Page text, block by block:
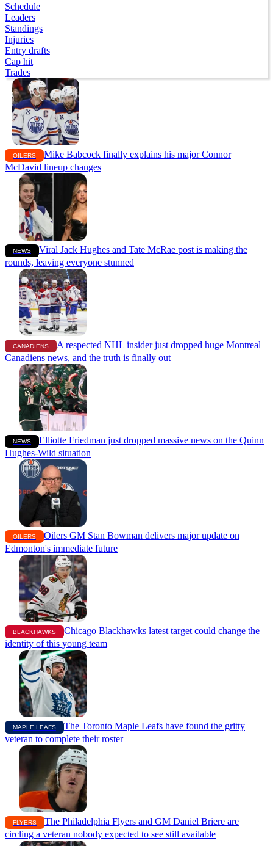
Schedule
Leaders
Standings
Injuries
Entry drafts
Cap hit
Trades
OILERS
Mike Babcock finally explains his major Connor
McDavid lineup changes
NEWS
Viral Jack Hughes and Tate McRae post is making the
rounds, leaving everyone stunned
CANADIENS
A respected NHL insider just dropped huge Montreal
Canadiens news, and the truth is finally out
NEWS
Elliotte Friedman just dropped massive news on the Quinn
Hughes-Wild situation
OILERS
Oilers GM Stan Bowman delivers major update on
Edmonton's immediate future
BLACKHAWKS
Chicago Blackhawks latest target could change the
identity of this young team
MAPLE LEAFS
The Toronto Maple Leafs have found the gritty
veteran to complete their roster
FLYERS
The Philadelphia Flyers and GM Daniel Briere are
circling a veteran nobody expected to see still available